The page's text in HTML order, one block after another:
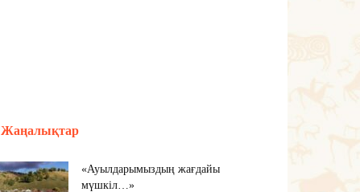
Жаңалықтар
«Ауылдарымыздың жағдайы
мүшкіл…»